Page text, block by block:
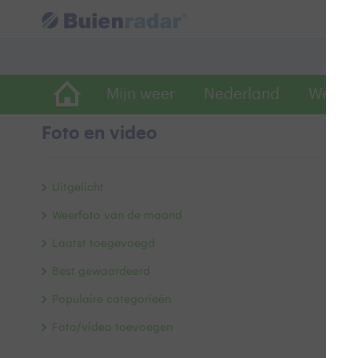
Mijn weer Nederland
Foto en video
Uitgelicht
Weerfoto van de maand
Laatst toegevoegd
Best gewaardeerd
Populaire categorieën
Foto/video toevoegen